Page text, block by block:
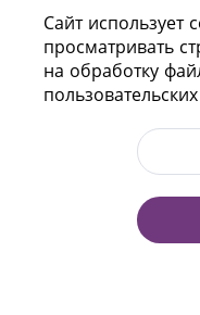
Пр-т
г. Минск,
Тел.: (+375 17)
Сайт использует
просматривать
на обработку